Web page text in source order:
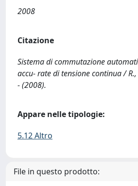
2008
Citazione
Sistema di commutazione
accu- rate di tensione continua / R.,
- (2008).
Appare nelle tipologie:
5.12 Altro
File in questo prodotto: